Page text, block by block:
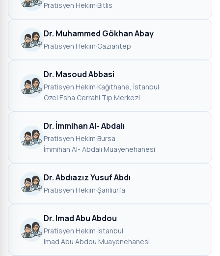
Pratisyen Hekim·Bitlis
Dr. Muhammed Gökhan Abay
Pratisyen Hekim·Gaziantep
Dr. Masoud Abbasi
Pratisyen Hekim·Kağıthane, İstanbul·
Özel Esha Cerrahi Tıp Merkezi
Dr. İmmihan Al- Abdalı
Pratisyen Hekim·Bursa·
İmmihan Al- Abdalı Muayenehanesi
Dr. Abdıazız Yusuf Abdı
Pratisyen Hekim·Şanlıurfa
Dr. Imad Abu Abdou
Pratisyen Hekim·İstanbul·
Imad Abu Abdou Muayenehanesi